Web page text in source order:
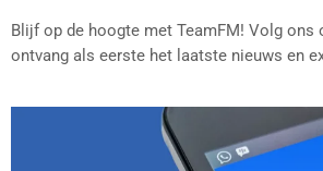
Blijf op de hoogte met TeamFM! Volg ons
ontvang als eerste het laatste nieuws en